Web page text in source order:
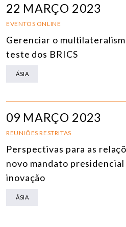
22 MARÇO 2023
EVENTOS ONLINE
Gerenciar o
teste dos BRICS
ÁSIA
09 MARÇO 2023
REUNIÕES RESTRITAS
Perspectivas para as
novo mandato
inovação
ÁSIA